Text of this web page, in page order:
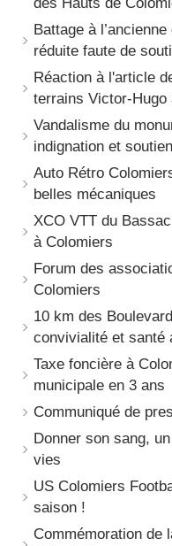
Battage à
réduite faute de
Réaction à l'article
terrains Victor-Hugo
Vandalisme du
indignation et
Auto Rétro
belles mécaniques
XCO VTT du
à Colomiers
Forum des
Colomiers
10 km des
convivialité et santé
Taxe foncière à
municipale en 3 ans
Communiqué de
Donner son sang,
vies
US Colomiers
saison !
Commémoration de